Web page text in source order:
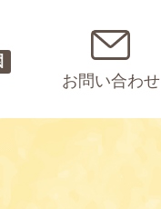
お問い合わせ